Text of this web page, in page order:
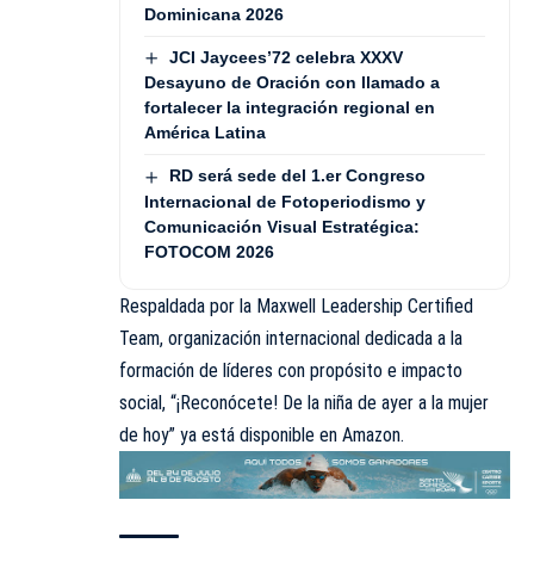
Dominicana 2026
JCI Jaycees’72 celebra XXXV
Desayuno de Oración con llamado a
fortalecer la integración regional en
América Latina
RD será sede del 1.er Congreso
Internacional de Fotoperiodismo y
Comunicación Visual Estratégica:
FOTOCOM 2026
Respaldada por la Maxwell Leadership Certified
Team, organización internacional dedicada a la
formación de líderes con propósito e impacto
social, “¡Reconócete! De la niña de ayer a la mujer
de hoy” ya está disponible en Amazon.